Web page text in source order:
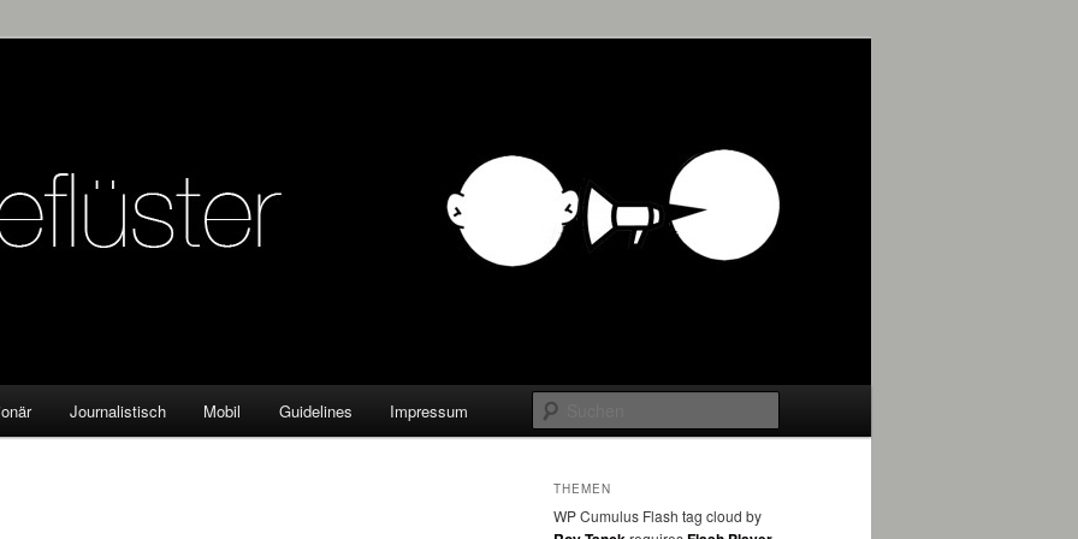
Journalistisch Mobil Guidelines Impressum
THEMEN
WP Cumulus Flash tag cloud by